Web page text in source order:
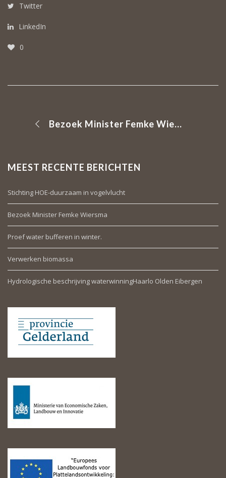
Twitter
LinkedIn
0
Bezoek Minister Femke Wiersma
MEEST RECENTE BERICHTEN
Stichting HOE-duurzaam in vogelvlucht
Bezoek Minister Femke Wiersma
Proef water bufferen in winter.
Verwerken biomassa
Hydrologische beschrijving waterwinningHaarlo Olden Eibergen